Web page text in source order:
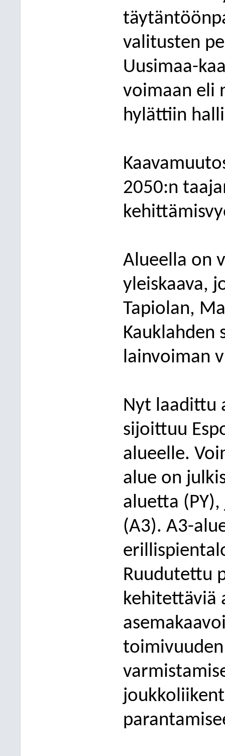
valitusten
Uusimaa-
voimaan eli
hylättiin
2050:n
Alueella on
yleiskaava,
Tapiolan,
Kauklahden
lainvoiman
Nyt laadittu
sijoittuu
alueelle.
alue on
aluetta
(A3). A3-
Ruudutettu
kehitettäviä